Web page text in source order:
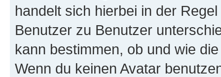
handelt sich hierbei in der
Benutzer zu Benutzer
kann bestimmen, ob und wie
Wenn du keinen Avatar